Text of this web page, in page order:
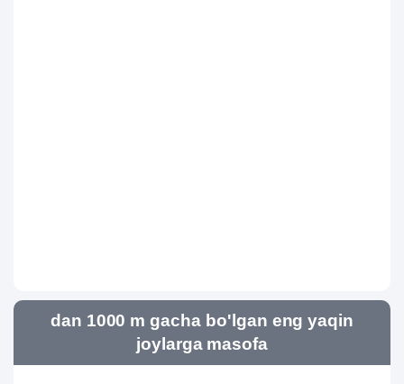
dan 1000 m gacha bo'lgan eng yaqin
joylarga masofa